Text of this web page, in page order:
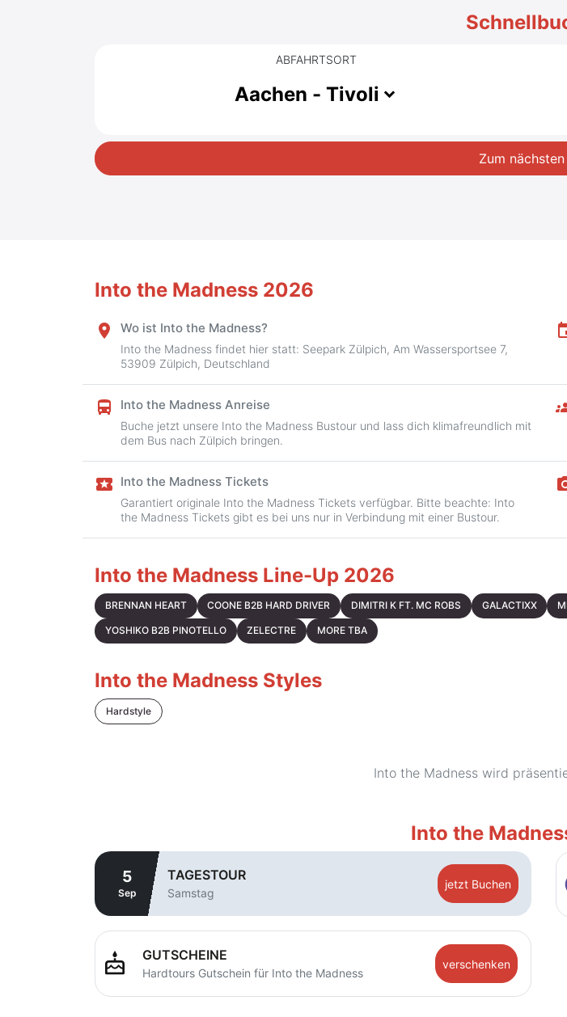
ABFAHRTSORT
Aachen - Tivoli
Zum
Into the Madness Line-Up 2026
BRENNAN HEART COONE B2B HARD DRIVER DIMITRI K FT. MC ROBS GALACTIXX
YOSHIKO B2B PINOTELLO ZELECTRE MORE TBA
Into the Madness Styles
Hardstyle
Into the Madness wird
Into the Madness 2026
place Wo ist Into the Madness?
Into the Madness findet hier statt: Seepark Zülpich, Am Wassersportsee 7,
53909 Zülpich, Deutschland
directions_bus Into the Madness Anreise
Buche jetzt unsere Into the Madness Bustour und lass dich klimafreundlich mit
dem Bus nach Zülpich bringen.
local_activity Into the Madness Tickets
Garantiert originale Into the Madness Tickets verfügbar. Bitte beachte: Into
the Madness Tickets gibt es bei uns nur in Verbindung mit einer Bustour.
Into the
5
Sep
TAGESTOUR
Samstag
jetzt Buchen
cake GUTSCHEINE
Hardtours Gutschein für Into the Madness
verschenken